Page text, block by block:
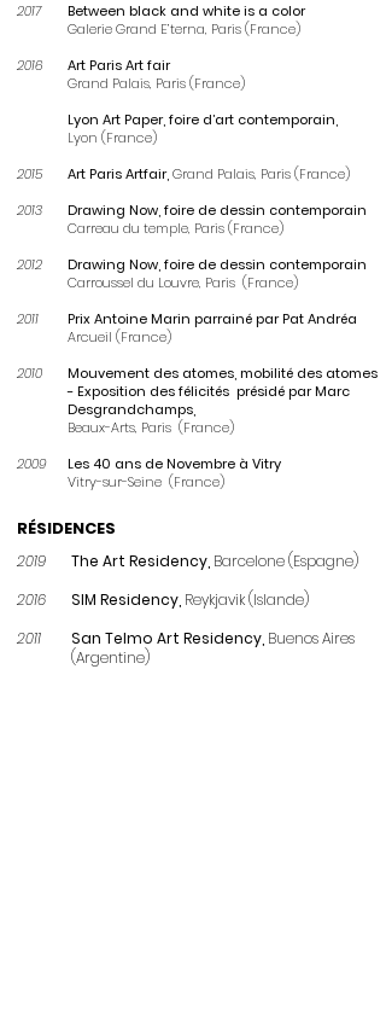
RÉSIDENCES
The Art Residency, Barcelone (Espagne)
SIM Residency, Reykjavik (Islande)
San Telmo Art Residency, Buenos Aires
(Argentine)
2019
2016
2011
Between black and white is a color
Galerie Grand E’terna, Paris (France)
Art Paris Art fair
Grand Palais, Paris (France)
Lyon Art Paper, foire d’art contemporain,
Lyon (France)
Art Paris Artfair, Grand Palais, Paris (France)
Drawing Now, foire de dessin contemporain
Carreau du temple, Paris (France)
Drawing Now, foire de dessin contemporain
Carroussel du Louvre, Paris (France)
Prix Antoine Marin parrainé par Pat Andréa
Arcueil (France)
Mouvement des atomes, mobilité des atomes
-Exposition des félicités présidé par Marc
Desgrandchamps,
Beaux-Arts, Paris (France)
Les 40 ans de Novembre à Vitry
Vitry-sur-Seine (France)
2017
2016
2015
2013
2012
2011
2010
2009